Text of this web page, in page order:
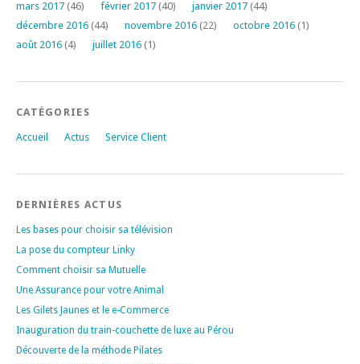
mars 2017 (46) février 2017 (40) janvier 2017 (44)
décembre 2016 (44) novembre 2016 (22) octobre 2016 (1)
août 2016 (4) juillet 2016 (1)
CATÉGORIES
Accueil Actus Service Client
DERNIÈRES ACTUS
Les bases pour choisir sa télévision
La pose du compteur Linky
Comment choisir sa Mutuelle
Une Assurance pour votre Animal
Les Gilets Jaunes et le e-Commerce
Inauguration du train-couchette de luxe au Pérou
Découverte de la méthode Pilates